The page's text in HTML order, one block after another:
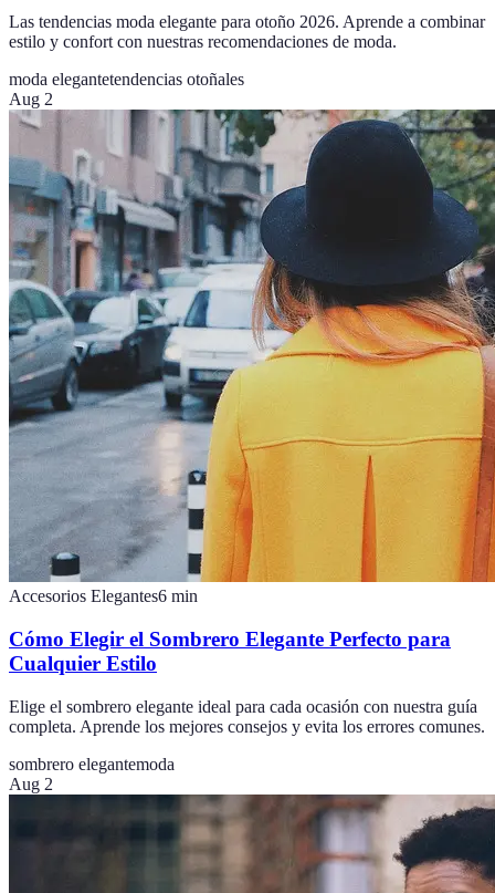
Las tendencias moda elegante para otoño 2026. Aprende a combinar
estilo y confort con nuestras recomendaciones de moda.
moda elegantetendencias otoñales
Aug 2
Accesorios Elegantes6 min
Cómo Elegir el Sombrero Elegante Perfecto para
Cualquier Estilo
Elige el sombrero elegante ideal para cada ocasión con nuestra guía
completa. Aprende los mejores consejos y evita los errores comunes.
sombrero elegantemoda
Aug 2